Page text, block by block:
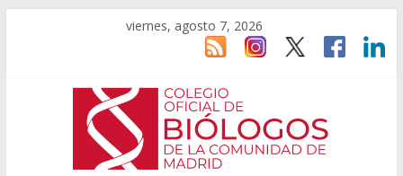
viernes, agosto 7, 2026